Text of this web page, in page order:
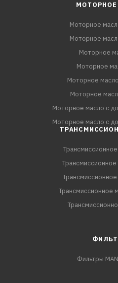
Моторное
Моторное
Моторное
Моторное
Моторное масло
Моторное
Моторное масло с
Моторное масло с
Трансмиссионное
Фильтры